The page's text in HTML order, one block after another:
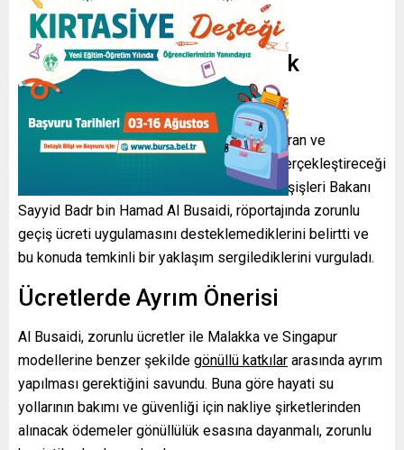
Görüşmelerle Belirlenecek
Yönetim
Taslağa göreHürmüz Boğazı’nın yönetimi
, İran ve
Umman’ın diğer Basra Körfezi ülkeleriyle gerçekleştireceği
istişareleri takiben şekillenecek. Umman Dışişleri Bakanı
Sayyid Badr bin Hamad Al Busaidi, röportajında zorunlu
geçiş ücreti uygulamasını desteklemediklerini belirtti ve
bu konuda temkinli bir yaklaşım sergilediklerini vurguladı.
Ücretlerde Ayrım Önerisi
Al Busaidi, zorunlu ücretler ile Malakka ve Singapur
modellerine benzer şekilde gönüllü katkılar arasında ayrım
yapılması gerektiğini savundu. Buna göre hayati su
yollarının bakımı ve güvenliği için nakliye şirketlerinden
alınacak ödemeler gönüllülük esasına dayanmalı, zorunlu